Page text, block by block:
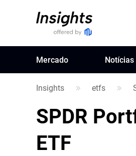
Mercado Notícias
Insights etfs
SPDR
ETF